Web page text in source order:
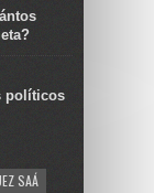
políticos
SAÁ